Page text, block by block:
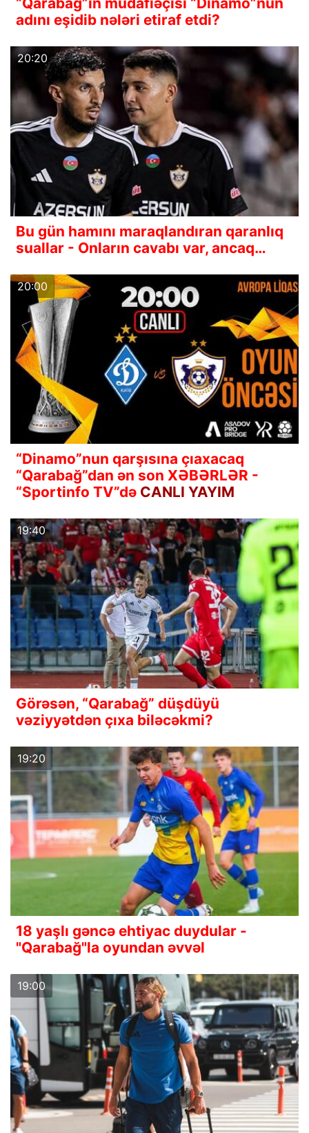
adını eşidib nələri etiraf etdi?
20:20
Bu gün hamını maraqlandıran qaranlıq
suallar - Onların cavabı var, ancaq…
20:00
“Dinamo”nun qarşısına çıaxacaq
“Qarabağ”dan ən son XƏBƏRLƏR -
“Sportinfo TV”də CANLI YAYIM
19:40
Görəsən, “Qarabağ” düşdüyü
vəziyyətdən çıxa biləcəkmi?
19:20
18 yaşlı gəncə ehtiyac duydular -
"Qarabağ"la oyundan əvvəl
19:00